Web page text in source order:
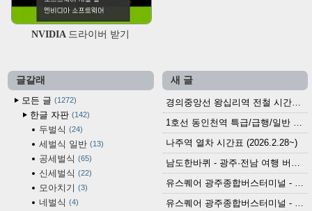
NVIDIA 드라이버 받기
글갈래
모든 글
1272
한글 자판 142
두벌식 24
세벌식 일반 13
공세벌식 65
신세벌식 22
모아치기 3
네벌식 4
새 글
경의중앙선 왕십리역 전철 시간표 (2026.4.20~)
1호선 동인천역 특급/급행/일반 전철 시간표 (2026.2.28~)
나주역 열차 시간표 (2026.2.28~)
남도한바퀴 - 광주·전남 여행 버스 노선 (2026.3.1~5.31)
유스퀘어 광주종합버스터미널 - 곡성,순천／화순,보성,율포 방면 시외버스 시간표 (2026.1.31)
유스퀘어 광주종합버스터미널 - 담양, 순창, 남원, 무주, 장수, 거창, 대구 방면 시외버스 시간표 (2026...